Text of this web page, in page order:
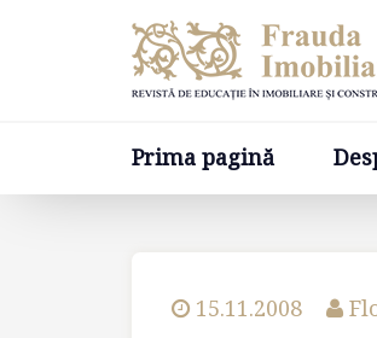
Prima pagină
Prima pagină Despre
15.11.2008